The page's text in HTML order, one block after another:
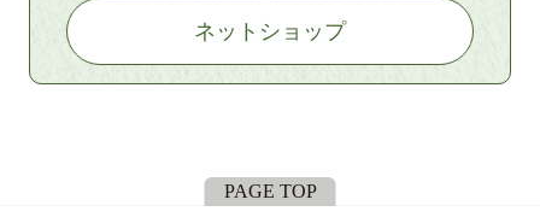
ネットショップ
PAGE TOP